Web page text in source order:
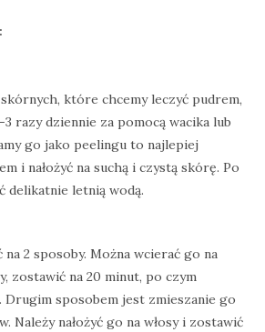
które chcemy leczyć pudrem,
3 razy dziennie za pomocą wacika lub
go jako peelingu to najlepiej
i nałożyć na suchą i czystą skórę. Po
delikatnie letnią wodą.
na 2 sposoby. Można wcierać go na
zostawić na 20 minut, po czym
Drugim sposobem jest zmieszanie go
Należy nałożyć go na włosy i zostawić